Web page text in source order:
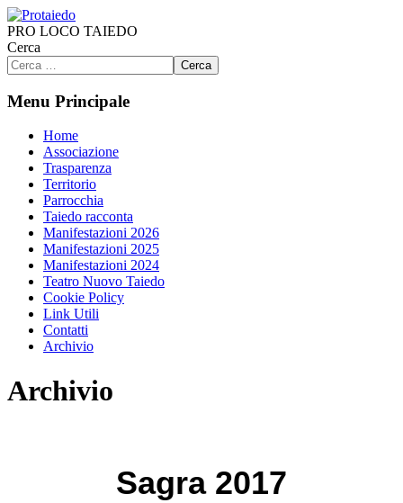
PRO LOCO TAIEDO
Cerca
Cerca
Menu Principale
Home
Associazione
Trasparenza
Territorio
Parrocchia
Taiedo racconta
Manifestazioni 2026
Manifestazioni 2025
Manifestazioni 2024
Teatro Nuovo Taiedo
Cookie Policy
Link Utili
Contatti
Archivio
Archivio
Sagra 2017